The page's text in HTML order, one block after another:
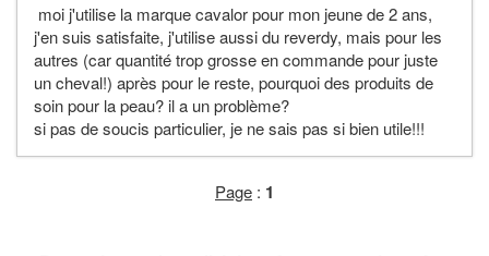
moi j'utilise la marque cavalor pour mon jeune de 2 ans,
j'en suis satisfaite, j'utilise aussi du reverdy, mais pour les
autres (car quantité trop grosse en commande pour juste
un cheval!) après pour le reste, pourquoi des produits de
soin pour la peau? il a un problème?
si pas de soucis particulier, je ne sais pas si bien utile!!!
Page : 1